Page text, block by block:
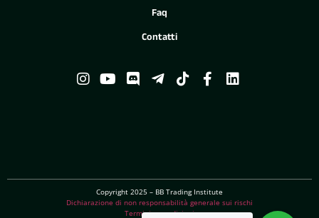
Faq
Contatti
Copyright 2025 – BB Trading Institute
Dichiarazione di non responsabilità generale sui rischi
Termini e condizioni